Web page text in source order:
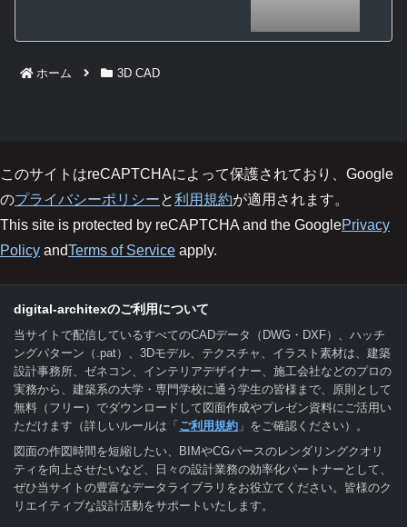
ホーム 3D CAD
このサイトはreCAPTCHAによって保護されており、Google
のプライバシーポリシーと利用規約が適用されます。
This site is protected by reCAPTCHA and the GooglePrivacy
Policy andTerms of Service apply.
digital-architexのご利用について
当サイトで配信しているすべてのCADデータ（DWG・DXF）、ハッチ
ングパターン（.pat）、3Dモデル、テクスチャ、イラスト素材は、建築
設計事務所、ゼネコン、インテリアデザイナー、施工会社などのプロの
実務から、建築系の大学・専門学校に通う学生の皆様まで、原則として
無料（フリー）でダウンロードして図面作成やプレゼン資料にご活用い
ただけます（詳しいルールは「ご利用規約 」をご確認ください）。
図面の作図時間を短縮したい、BIMやCGパースのレンダリングクオリ
ティを向上させたいなど、日々の設計業務の効率化パートナーとして、
ぜひ当サイトの豊富なデータライブラリをお役立てください。皆様のク
リエイティブな設計活動をサポートいたします。